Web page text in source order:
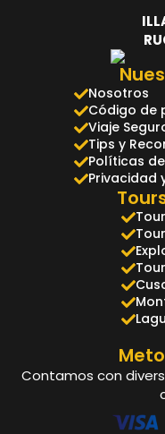
Nosotros
Código de
Viaje
Tips y
Políticas
Privacidad
Contamos con